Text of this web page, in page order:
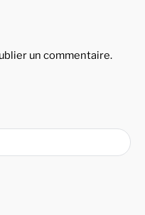
un commentaire.